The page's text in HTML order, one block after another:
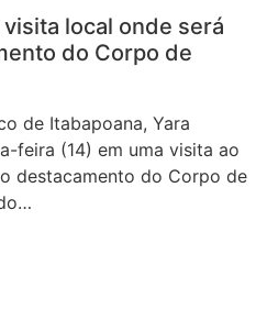
local onde será
do Corpo de
de Itabapoana, Yara
feira (14) em uma visita ao
destacamento do Corpo de